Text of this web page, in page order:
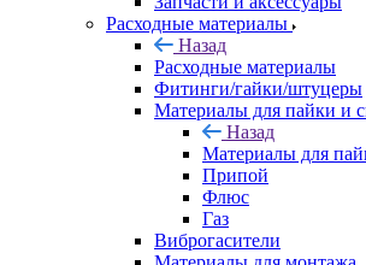
Расходные материалы
Назад
Расходные материалы
Фитинги/гайки/штуцеры
Материалы для пайки и
Назад
Материалы для
Припой
Флюс
Газ
Виброгасители